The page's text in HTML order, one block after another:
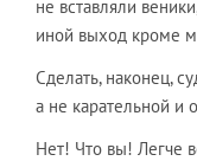
не вставляли
иной выход кроме
Сделать, наконец,
а не карательной и
Нет! Что вы! Легче